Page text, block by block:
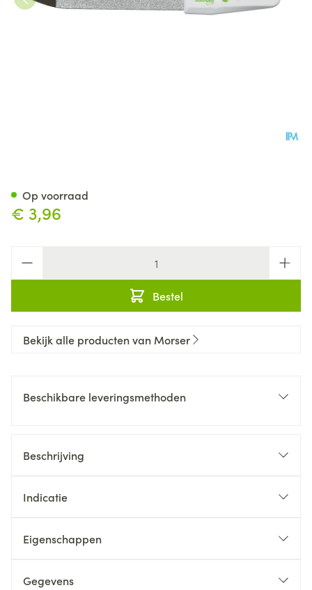
€ 3,96
Bestel
Op voorraad
Bekijk alle producten van Morser
Beschikbare leveringsmethoden
Beschrijving
Indicatie
Eigenschappen
Gegevens